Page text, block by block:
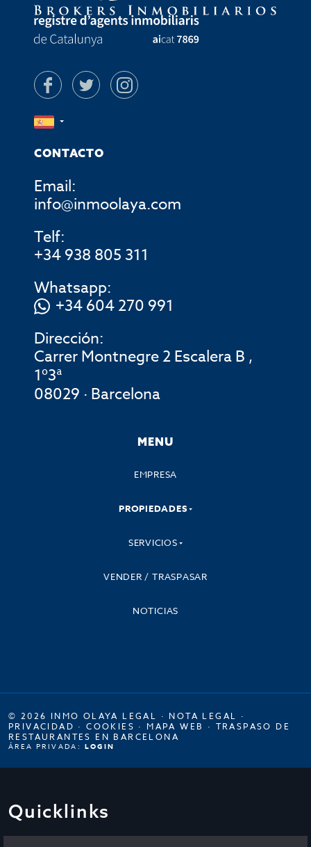
CONTACTO
Email:
info@inmoolaya.com
Telf:
+34 938 805 311
Whatsapp:
+34 604 270 991
Dirección:
Carrer Montnegre 2 Escalera B ,
1º3ª
08029 · Barcelona
MENU
EMPRESA
PROPIEDADES
SERVICIOS
VENDER / TRASPASAR
NOTICIAS
© 2026 INMO OLAYA LEGAL · NOTA LEGAL ·
PRIVACIDAD ·COOKIES · MAPA WEB · TRASPASO DE
RESTAURANTES EN BARCELONA
ÁREA PRIVADA: LOGIN
Quicklinks